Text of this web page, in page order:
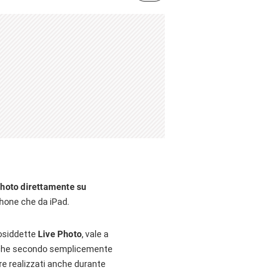
direttamente su
che da iPad.
Live Photo, vale a
secondo semplicemente
realizzati anche durante